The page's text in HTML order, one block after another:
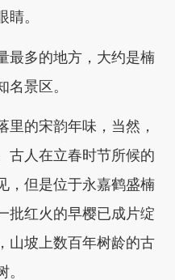
。
最多的地方，大约是楠
景区。
里的宋韵年味，当然，
古人在立春时节所候的
，但是位于永嘉鹤盛楠
批红火的早樱已成片绽
山坡上数百年树龄的古